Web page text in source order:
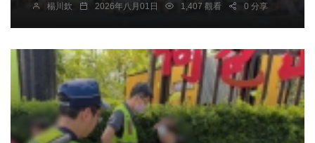
楊川欽 2026年八月01日 1,407 觀看 0 分享